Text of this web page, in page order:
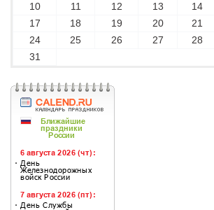
10
11 12 13 14
17
18 19 20 21
24
25 26 27 28
31